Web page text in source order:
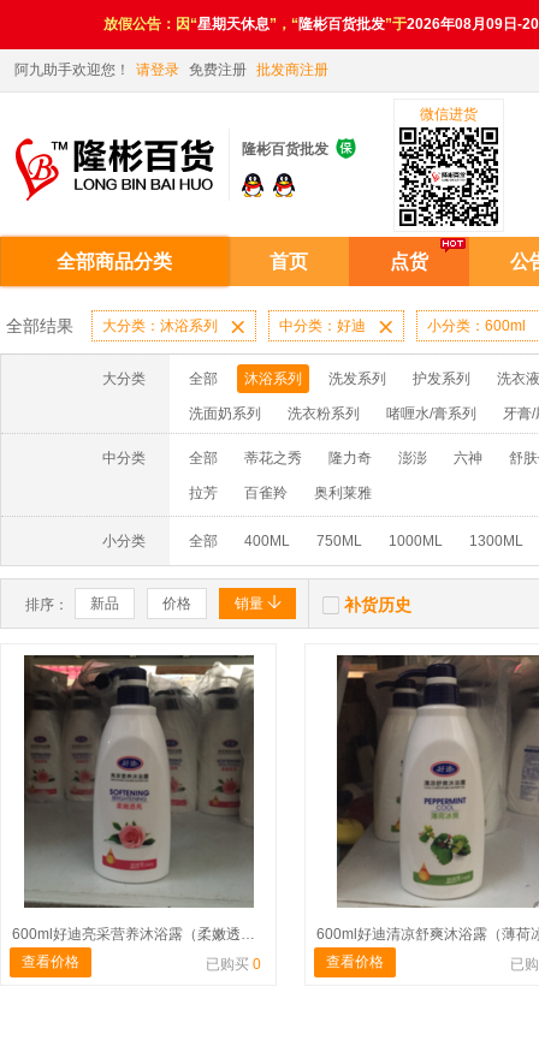
放假公告：因“星期天休息”，“隆彬百货批发”于2026年08月09日-
阿九助手欢迎您！ 请登录 免费注册 批发商注册
隆彬百货批发 
微信进货
全部商品分类 首页 点货 公
全部结果 大分类：沐浴系列  中分类：好迪  小分类：600ml
大分类 全部 沐浴系列 洗发系列 护发系列 洗衣
洗面奶系列 洗衣粉系列 啫喱水/膏系列 牙膏
洗洁精系列 漂水/洁衣系列 电池系列 扑克系
妙洁系列 消毒液系列
中分类 全部 蒂花之秀 隆力奇 澎澎 六神 舒
拉芳 百雀羚 奥利莱雅
小分类 全部 400ML 750ML 1000ML 1300ML
排序： 新品 价格 销量   补货历史
600ml好迪亮采营养沐浴露（柔嫩透亮）红
查看价格
已购买 0 查看价格 已